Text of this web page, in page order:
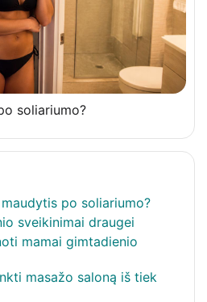
soliariumo?
po soliariumo?
sveikinimai draugei
mamai gimtadienio
masažo saloną iš tiek